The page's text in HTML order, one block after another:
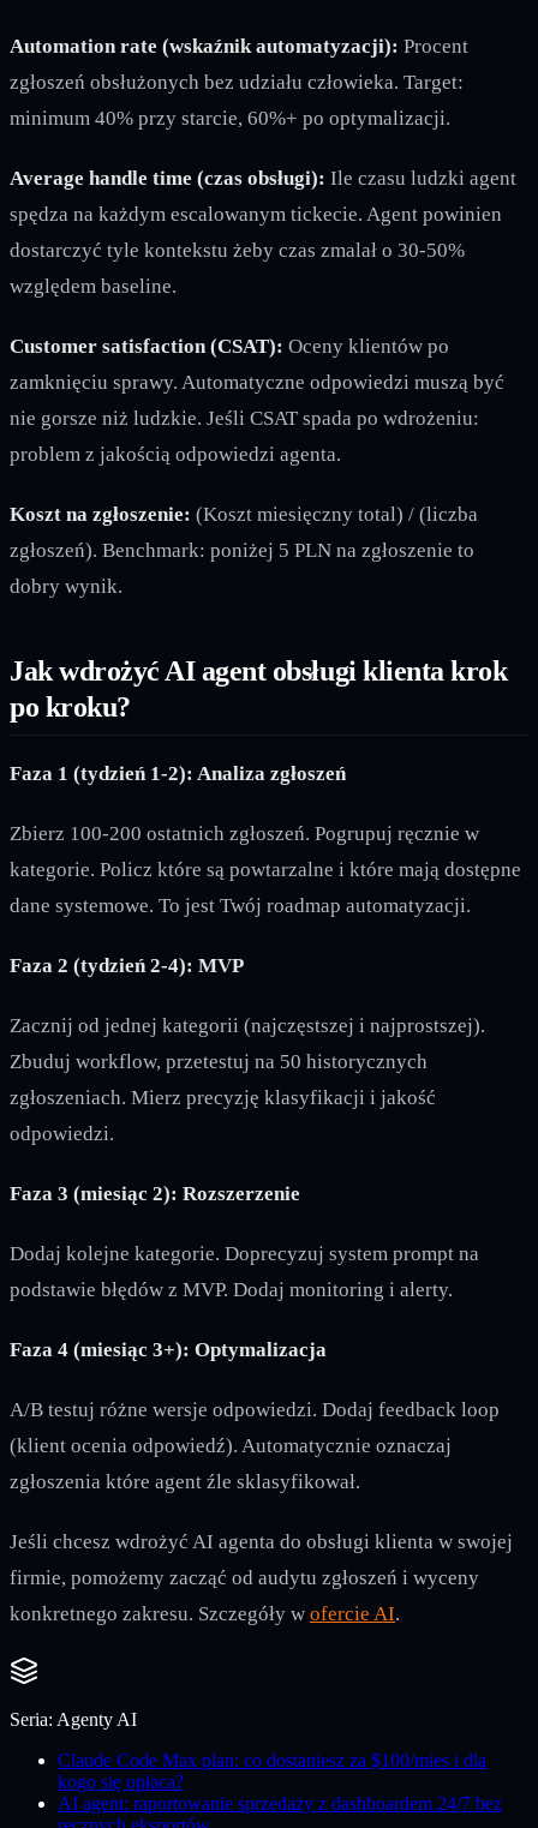
Automation rate (wskaźnik automatyzacji): Procent
zgłoszeń obsłużonych bez udziału człowieka. Target:
minimum 40% przy starcie, 60%+ po optymalizacji.
Average handle time (czas obsługi): Ile czasu ludzki agent
spędza na każdym escalowanym tickecie. Agent powinien
dostarczyć tyle kontekstu żeby czas zmalał o 30-50%
względem baseline.
Customer satisfaction (CSAT): Oceny klientów po
zamknięciu sprawy. Automatyczne odpowiedzi muszą być
nie gorsze niż ludzkie. Jeśli CSAT spada po wdrożeniu:
problem z jakością odpowiedzi agenta.
Koszt na zgłoszenie: (Koszt miesięczny total) / (liczba
zgłoszeń). Benchmark: poniżej 5 PLN na zgłoszenie to
dobry wynik.
Jak wdrożyć AI agent obsługi klienta krok
po kroku?
Faza 1 (tydzień 1-2): Analiza zgłoszeń
Zbierz 100-200 ostatnich zgłoszeń. Pogrupuj ręcznie w
kategorie. Policz które są powtarzalne i które mają dostępne
dane systemowe. To jest Twój roadmap automatyzacji.
Faza 2 (tydzień 2-4): MVP
Zacznij od jednej kategorii (najczęstszej i najprostszej).
Zbuduj workflow, przetestuj na 50 historycznych
zgłoszeniach. Mierz precyzję klasyfikacji i jakość
odpowiedzi.
Faza 3 (miesiąc 2): Rozszerzenie
Dodaj kolejne kategorie. Doprecyzuj system prompt na
podstawie błędów z MVP. Dodaj monitoring i alerty.
Faza 4 (miesiąc 3+): Optymalizacja
A/B testuj różne wersje odpowiedzi. Dodaj feedback loop
(klient ocenia odpowiedź). Automatycznie oznaczaj
zgłoszenia które agent źle sklasyfikował.
Jeśli chcesz wdrożyć AI agenta do obsługi klienta w swojej
firmie, pomożemy zacząć od audytu zgłoszeń i wyceny
konkretnego zakresu. Szczegóły w ofercie AI.
Seria: Agenty AI
Claude Code Max plan: co dostaniesz za $100/mies i dla
kogo się opłaca?
AI agent: raportowanie sprzedaży z dashboardem 24/7 bez